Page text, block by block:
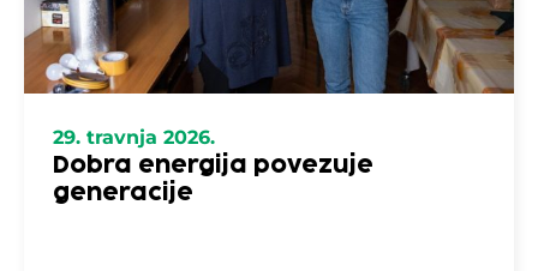
29. travnja 2026.
Dobra energija povezuje
generacije